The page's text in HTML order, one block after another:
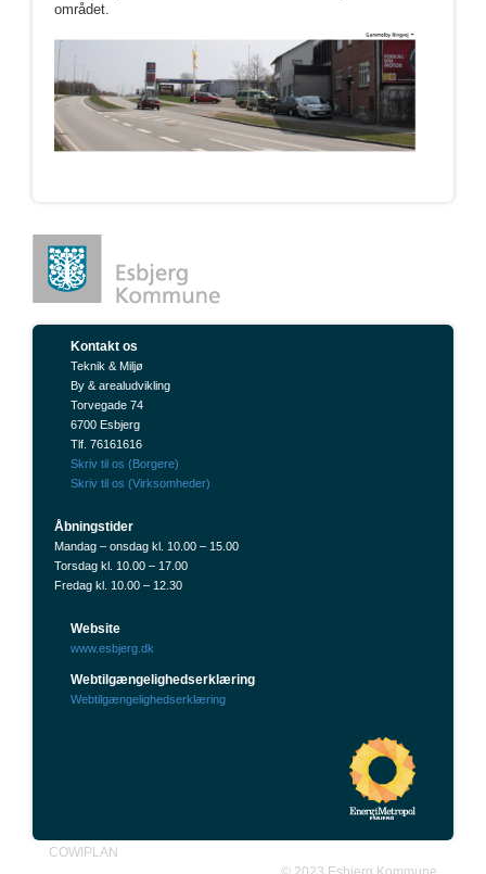
området.
Kontakt os
Teknik & Miljø
By & arealudvikling
Torvegade 74
6700 Esbjerg
Tlf. 76161616
Skriv til os (Borgere)
Skriv til os (Virksomheder)
Åbningstider
Mandag – onsdag kl. 10.00 – 15.00
Torsdag kl. 10.00 – 17.00
Fredag kl. 10.00 – 12.30
Website
www.esbjerg.dk
Webtilgængelighedserklæring
Webtilgængelighedserklæring
COWIPLAN